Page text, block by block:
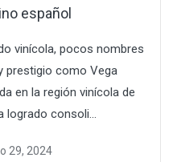
español
vinícola, pocos nombres
prestigio como Vega
en la región vinícola de
logrado consoli...
29, 2024